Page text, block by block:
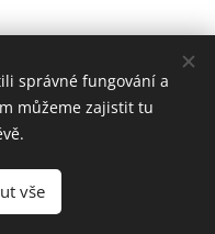
správné fungování a
můžeme zajistit tu
vše